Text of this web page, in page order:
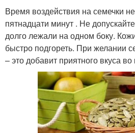
Время воздействия на семечки
пятнадцати минут . Не
долго лежали на одном боку.
быстро подгореть. При желании
– это добавит приятного вкуса